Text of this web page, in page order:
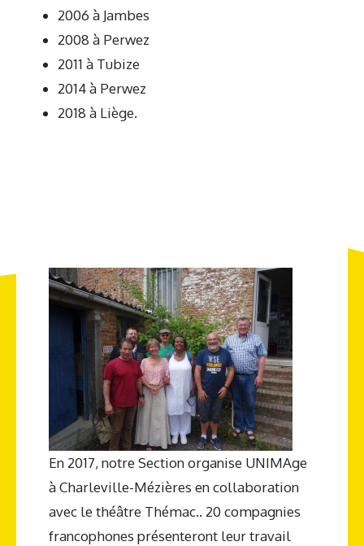
2006 à Jambes
2008 à Perwez
2011 à Tubize
2014 à Perwez
2018 à Liège.
En 2017, notre Section organise UNIMAge
à Charleville-Mézières en collaboration
avec le théâtre Thémac.. 20 compagnies
francophones présenteront leur travail